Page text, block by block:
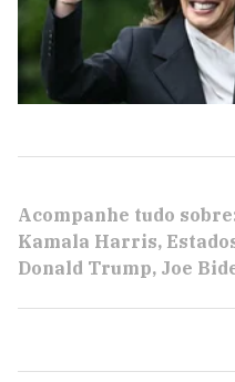
Acompanhe tudo
Kamala Harris
Donald Trump Joe